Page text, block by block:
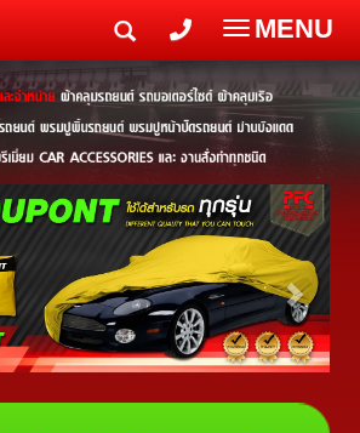
Toggle
MENU